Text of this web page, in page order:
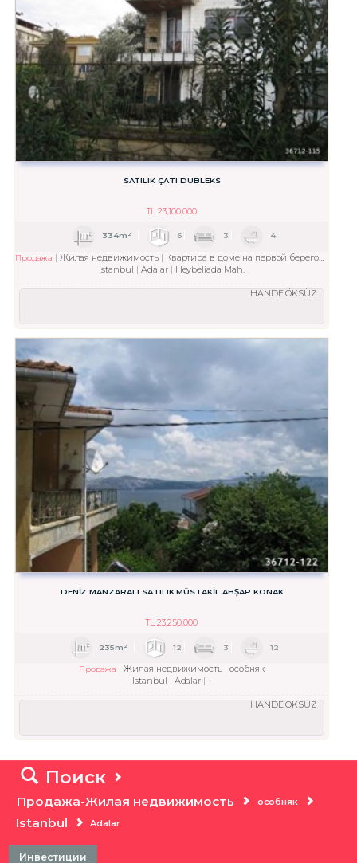
SATILIK ÇATI DUBLEKS
TL 23,100,000
334m² 6 3 4
Продажа Жилая недвижимость
Квартира в доме на первой береговой линии
Istanbul
Adalar Heybeliada Mah.
HANDE ÖKSÜZ
DENİZ MANZARALI SATILIK MÜSTAKİL AHŞAP KONAK
TL 23,250,000
235m² 12 3 12
Продажа Жилая недвижимость
особняк
Istanbul
Adalar -
HANDE ÖKSÜZ
Поиск
Продажа-Жилая недвижимость особняк
Istanbul Adalar
Инвестиции